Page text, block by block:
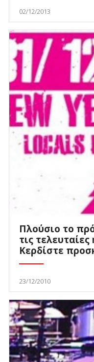
02/12/2013
Πλούσιο το
τις
Κερδίστε
23/12/2010